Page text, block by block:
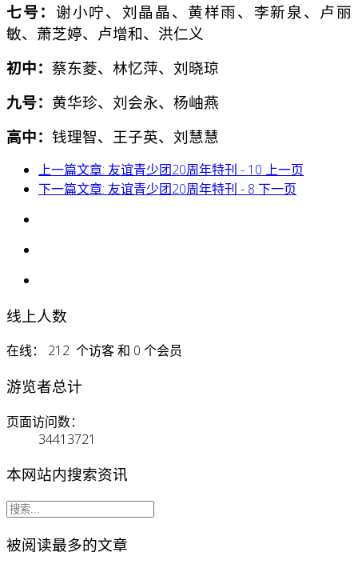
七号： 谢小咛、刘晶晶、黄样雨、李新泉、卢丽
敏、萧芝婷、卢增和、洪仁义
初中： 蔡东菱、林忆萍、刘晓琼
九号： 黄华珍、刘会永、杨岫燕
高中： 钱理智、王子英、刘慧慧
上一篇文章: 友谊青少团20周年特刊 - 10 上一页
下一篇文章: 友谊青少团20周年特刊 - 8 下一页
线上人数
在线： 212 个访客 和 0 个会员
游览者总计
页面访问数：
34413721
本网站内搜索资讯
被阅读最多的文章